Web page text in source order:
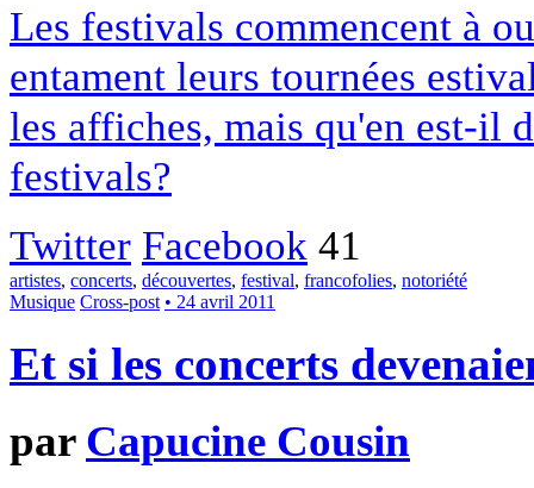
Les festivals commencent à
entament leurs tournées
les affiches, mais qu'en est-il
festivals?
Twitter Facebook 41
artistes, concerts, découvertes, festival, francofolies, notoriété
Musique Cross-post • 24 avril 2011
Et si les concerts
par Capucine Cousin